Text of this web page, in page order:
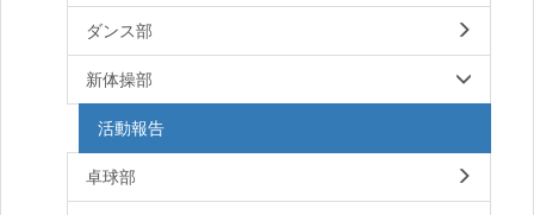
ダンス部
新体操部
活動報告
卓球部